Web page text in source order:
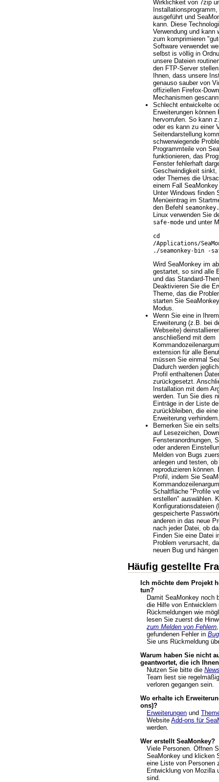
Wirklichkeit von 7zip
ausgeführt und
kann. Diese
Verwendung und kann
zum komprimieren
Software verwendet
selbst is völlig in
unsere Dateien
den FTP-Server
Ihnen, dass unsere
genauso sauber von
offiziellen Firefox-
Mechanismen
Schlecht entwickelte
Erweiterungen
hervorrufen. So kann
oder es kann zu einer
Seitendarstellung
schwerwiegende
Programmteile von
funktionieren, das
Fenster fehlerhaft
Geschwindigkeit sinkt,
oder Themes die
einem Fall
Unter Windows finden
Menüeintrag im
den Befehl
Linux verwenden Sie
safe-mode und unter
cd
/Applications/
./seamonkey-bin -
Wird SeaMonkey im
gestartet, so sind alle
und das Standard-
Deaktivieren Sie die
Theme, das die
starten Sie
Modus.
Wenn Sie eine in
Erweiterung (z.B. bei
Webseite)
anschließend mit dem
extension für alle
müssen Sie einmal
Dadurch werden
Profil enthaltenen
zurückgesetzt.
Installation mit dem
werden. Tun Sie dies
Einträge in der Liste
zurückbleiben, die
Erweiterung verhindern.
Bemerken Sie ein
auf Lesezeichen,
Fensteranordnungen,
oder anderen
Melden von Bugs
anlegen und testen,
reproduzieren
Profil, indem Sie
Schaltfläche "Profile
erstellen" auswählen.
Konfigurationsdateien
gespeicherte
anderen in das neue
nach jeder Datei, ob
Finden Sie eine Datei
Problem verursacht,
neuen Bug und
Häufig gestellte
Ich möchte dem Projekt
tun?
Damit SeaMonkey noch
die Hilfe von
Rückmeldungen wie
lesen Sie zuerst die
zum Melden von Fehlern
gefundenen Fehler in
Sie uns Rückmeldung
Warum haben Sie nicht
geantwortet, die ich
Nutzen Sie bitte die
Team liest sie
verloren gegangen sein.
Wo erhalte ich
ons)?
Erweiterungen und
Website Add-ons für
werden.
Wer erstellt SeaMonkey?
Viele Personen. Öffnen
SeaMonkey und klicken
eine Liste von Personen
Entwicklung von Mozilla
sind.